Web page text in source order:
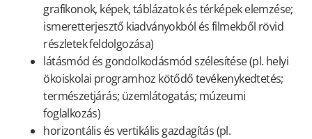
grafikonok, képek, táblázatok és térképek elemzése;
ismeretterjesztő kiadványokból és filmekből rövid
részletek feldolgozása)
látásmód és gondolkodásmód szélesítése (pl. helyi
ökoiskolai programhoz kötődő tevékenykedtetés;
természetjárás; üzemlátogatás; múzeumi
foglalkozás)
horizontális és vertikális gazdagítás (pl.